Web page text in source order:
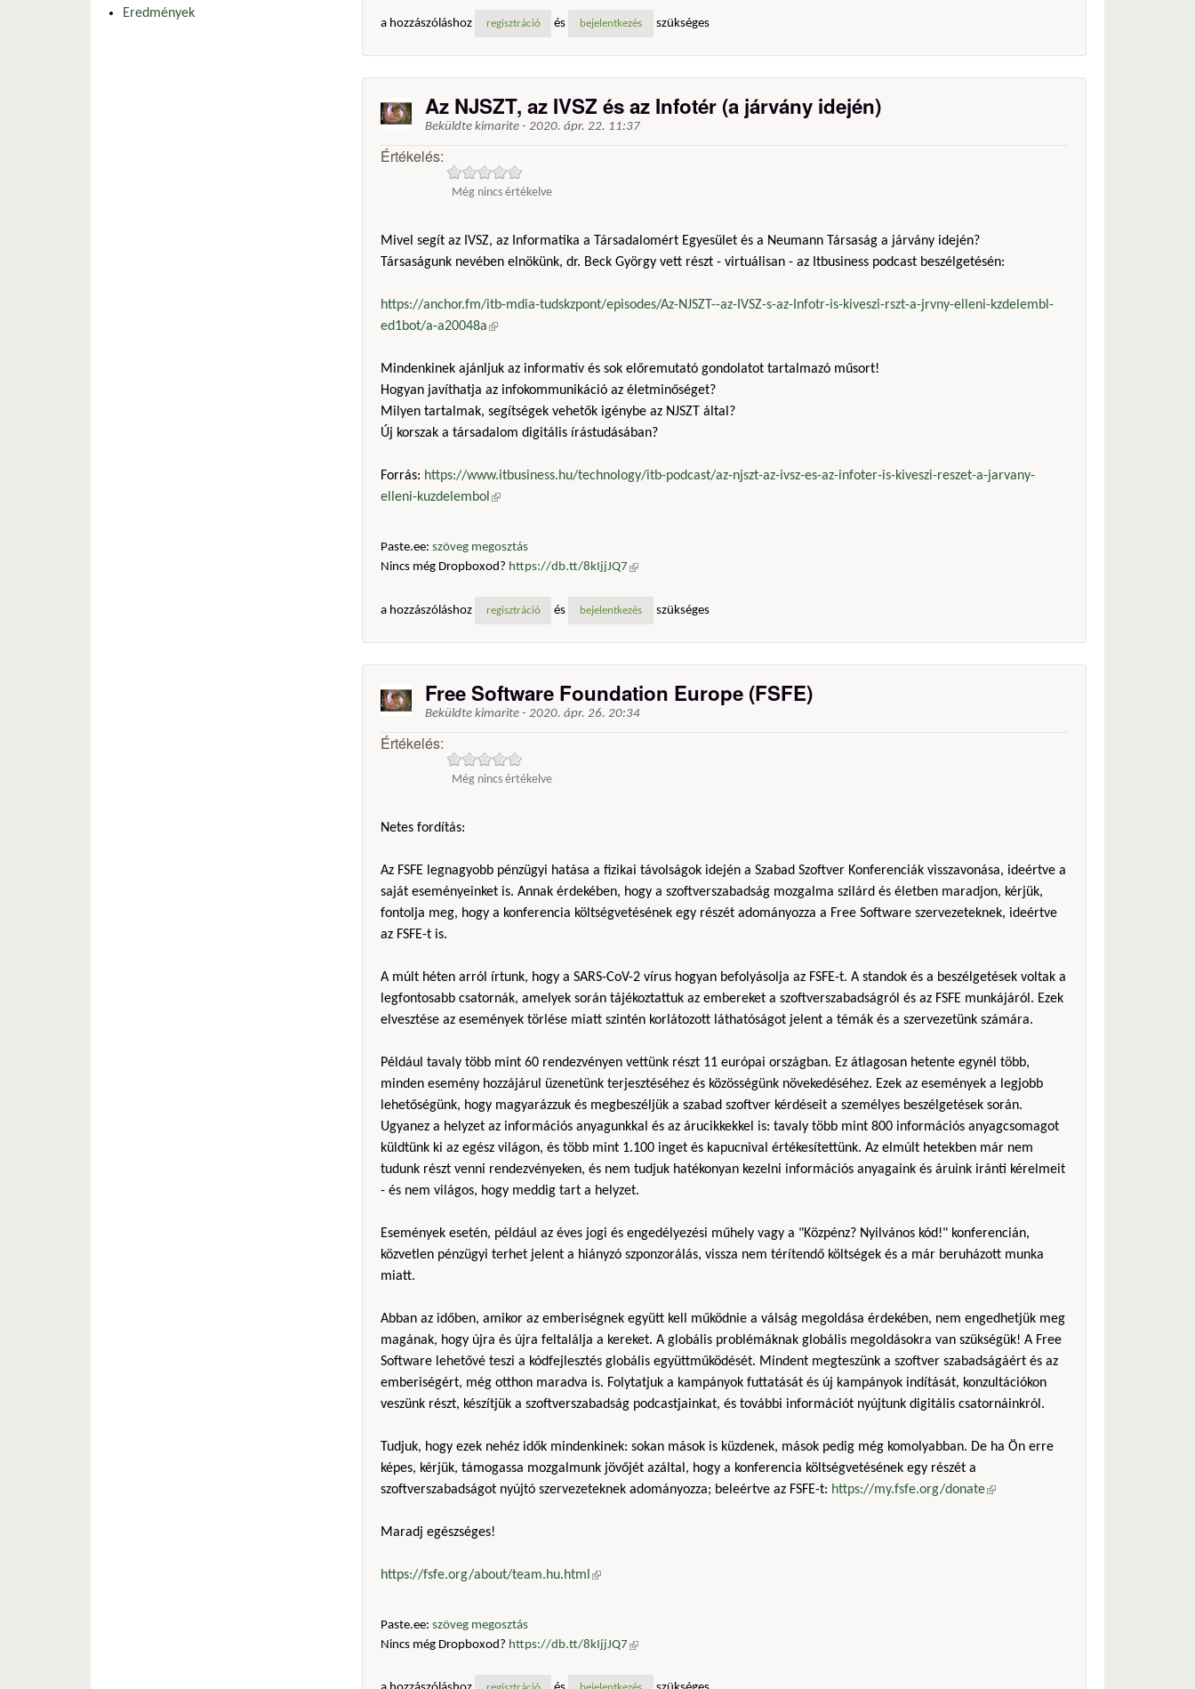
a hozzászóláshoz regisztráció és bejelentkezés szükséges
Az NJSZT, az IVSZ és az Infotér (a járvány idején)
Beküldte kimarite - 2020. ápr. 22. 11:37
Értékelés:
Még nincs értékelve
Mivel segít az IVSZ, az Informatika a Társadalomért Egyesület és a Neumann Társaság a járvány idején?
Társaságunk nevében elnökünk, dr. Beck György vett részt - virtuálisan - az Itbusiness podcast beszélgetésén:
https://anchor.fm/itb-mdia-tudskzpont/episodes/Az-NJSZT--az-IVSZ-s-az-Infotr-is-kiveszi-rszt-a-jrvny-elleni-kzdelembl-
ed1bot/a-a20048a(külső hivatkozás)
Mindenkinek ajánljuk az informatív és sok előremutató gondolatot tartalmazó műsort!
Hogyan javíthatja az infokommunikáció az életminőséget?
Milyen tartalmak, segítségek vehetők igénybe az NJSZT által?
Új korszak a társadalom digitális írástudásában?
Forrás: https://www.itbusiness.hu/technology/itb-podcast/az-njszt-az-ivsz-es-az-infoter-is-kiveszi-reszet-a-jarvany-
elleni-kuzdelembol (külső hivatkozás)
Paste.ee: szöveg megosztás
Nincs még Dropboxod? https://db.tt/8kIjjJQ7 (külső hivatkozás)
a hozzászóláshoz regisztráció és bejelentkezés szükséges
Free Software Foundation Europe (FSFE)
Beküldte kimarite - 2020. ápr. 26. 20:34
Értékelés:
Még nincs értékelve
Netes fordítás:
Az FSFE legnagyobb pénzügyi hatása a fizikai távolságok idején a Szabad Szoftver Konferenciák visszavonása, ideértve a
saját eseményeinket is. Annak érdekében, hogy a szoftverszabadság mozgalma szilárd és életben maradjon, kérjük,
fontolja meg, hogy a konferencia költségvetésének egy részét adományozza a Free Software szervezeteknek, ideértve
az FSFE-t is.
A múlt héten arról írtunk, hogy a SARS-CoV-2 vírus hogyan befolyásolja az FSFE-t. A standok és a beszélgetések voltak a
legfontosabb csatornák, amelyek során tájékoztattuk az embereket a szoftverszabadságról és az FSFE munkájáról. Ezek
elvesztése az események törlése miatt szintén korlátozott láthatóságot jelent a témák és a szervezetünk számára.
Például tavaly több mint 60 rendezvényen vettünk részt 11 európai országban. Ez átlagosan hetente egynél több,
minden esemény hozzájárul üzenetünk terjesztéséhez és közösségünk növekedéséhez. Ezek az események a legjobb
lehetőségünk, hogy magyarázzuk és megbeszéljük a szabad szoftver kérdéseit a személyes beszélgetések során.
Ugyanez a helyzet az információs anyagunkkal és az árucikkekkel is: tavaly több mint 800 információs anyagcsomagot
küldtünk ki az egész világon, és több mint 1.100 inget és kapucnival értékesítettünk. Az elmúlt hetekben már nem
tudunk részt venni rendezvényeken, és nem tudjuk hatékonyan kezelni információs anyagaink és áruink iránti kérelmeit
- és nem világos, hogy meddig tart a helyzet.
Események esetén, például az éves jogi és engedélyezési műhely vagy a "Közpénz? Nyilvános kód!" konferencián,
közvetlen pénzügyi terhet jelent a hiányzó szponzorálás, vissza nem térítendő költségek és a már beruházott munka
miatt.
Abban az időben, amikor az emberiségnek együtt kell működnie a válság megoldása érdekében, nem engedhetjük meg
magának, hogy újra és újra feltalálja a kereket. A globális problémáknak globális megoldásokra van szükségük! A Free
Software lehetővé teszi a kódfejlesztés globális együttműködését. Mindent megteszünk a szoftver szabadságáért és az
emberiségért, még otthon maradva is. Folytatjuk a kampányok futtatását és új kampányok indítását, konzultációkon
veszünk részt, készítjük a szoftverszabadság podcastjainkat, és további információt nyújtunk digitális csatornáinkról.
Tudjuk, hogy ezek nehéz idők mindenkinek: sokan mások is küzdenek, mások pedig még komolyabban. De ha Ön erre
képes, kérjük, támogassa mozgalmunk jövőjét azáltal, hogy a konferencia költségvetésének egy részét a
szoftverszabadságot nyújtó szervezeteknek adományozza; beleértve az FSFE-t: https://my.fsfe.org/donate(külső hivatkozás)
Maradj egészséges!
https://fsfe.org/about/team.hu.html (külső hivatkozás)
Paste.ee: szöveg megosztás
Nincs még Dropboxod? https://db.tt/8kIjjJQ7 (külső hivatkozás)
Eredmények